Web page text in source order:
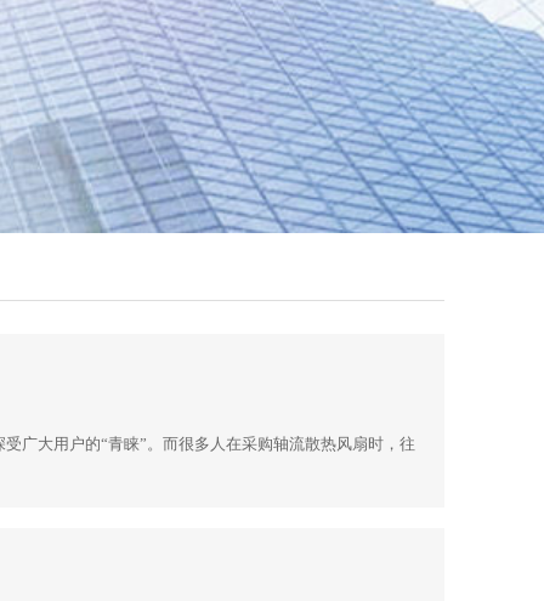
广大用户的“青睐”。而很多人在采购轴流散热风扇时，往